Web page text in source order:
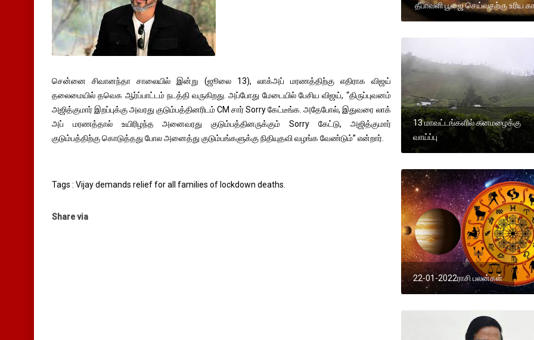
சென்னை சிவானந்தா சாலையில் இன்று (ஜூலை 13), லாக்அப் மரணத்திற்கு எதிராக விஜய்
தலைமையில் தவெக ஆர்ப்பாட்டம் நடத்தி வருகிறது. அப்போது மேடையில் பேசிய விஜய், “திருப்புவனம்
அஜித்குமார் இறப்புக்கு அவரது குடும்பத்தினரிடம் CM சார் Sorry கேட்டீங்க. அதேபோல், இதுவரை லாக்
அப் மரணத்தால் உயிரிழந்த அனைவரது குடும்பத்தினருக்கும் Sorry கேட்டு, அஜித்குமார்
குடும்பத்திற்கு கொடுத்தது போல அனைத்து குடும்பங்களுக்கு நிதியுதவி வழங்க வேண்டும்” என்றார்.
Tags : Vijay demands relief for all families of lockdown deaths.
Share via
தீபாவளி பூஜை செய்வதற்கு உரிய
13 மாவட்டங்களில் கனமழைக்கு
வாய்ப்பு
22-01-2022ராசி பலன்கள்